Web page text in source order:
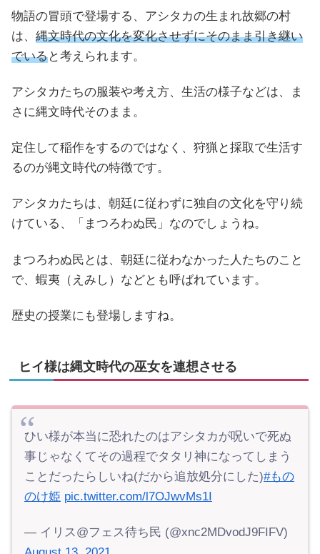
物語の冒頭で登場する、アシタカの生まれ故郷の村
は、 縄文時代の文化を変化させずにそのまま引き継い
でいると考えられます。
アシタカたちの服装や考え方、生活の様子などは、ま
さに縄文時代そのまま。
定住して稲作をするのではなく、狩猟と採取で生活す
るのが縄文時代の特徴です。
アシタカたちは、朝廷に従わずに独自の文化を守り続
けている、「まつろわぬ民」なのでしょうね。
まつろわぬ民とは、朝廷に従わなかった人たちのこと
で、蝦夷（えみし）などとも呼ばれています。
歴史の授業にも登場しますね。
ヒイ様は縄文時代の巫女を連想させる
ひい様が本当に恐れたのはアシタカが呪いで死ぬ
事じゃなくてその過程でタタリ神になってしまう
ことだったらしいね(だから追放処分にした)#もの
のけ姫 pic.twitter.com/l7OJwvMs1I
— イリス@フェス待ち民 (@xnc2MDvodJ9FIFV)